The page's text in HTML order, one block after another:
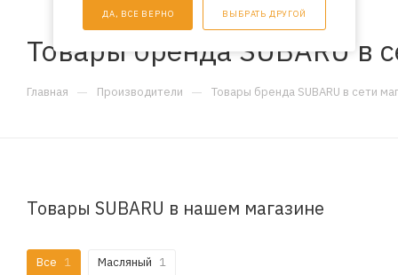
ДА, ВСЕ ВЕРНО ВЫБРАТЬ ДРУГОЙ
Товары бренда SUBARU в
Главная — Производители — Товары бренда SUBARU в сети
Товары SUBARU в нашем магазине
Все 1 Масляный 1